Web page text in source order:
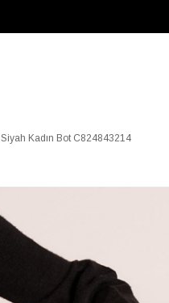
Siyah Kadın Bot C824843214